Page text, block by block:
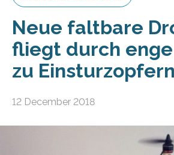
Neue faltbare
fliegt durch
zu Einsturzopfern
12 December 2018